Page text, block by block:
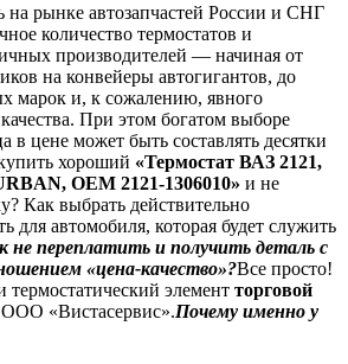
на рынке автозапчастей России и СНГ
количество термостатов и
производителей — начиная от
на конвейеры автогигантов, до
марок и, к сожалению, явного
При этом богатом выборе
в цене может быть составлять десятки
хороший «Термостат ВАЗ 2121,
OEM 2121-1306010» и не
Как выбрать действительно
для автомобиля, которая будет служить
не переплатить и получить деталь с
«цена-качество»?Все просто!
термостатический элемент торговой
«Вистасервис».Почему именно у